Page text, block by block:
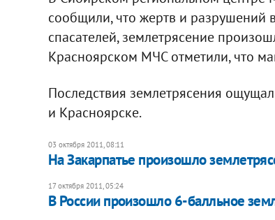
сообщили, что жертв и разрушений
спасателей, землетрясение
Красноярском МЧС отметили, что
Последствия землетрясения
и Красноярске.
03 октября 2011, 08:11
На Закарпатье произошло
17 октября 2011, 05:24
В России произошло 6-балльное